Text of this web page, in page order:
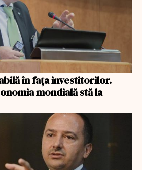
în fața investitorilor.
mondială stă la